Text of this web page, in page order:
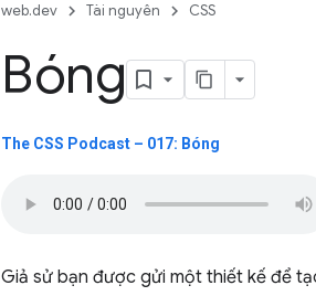
web.dev Tài nguyên CSS
Bóng
The CSS Podcast – 017: Bóng
Giả sử bạn được gửi một thiết kế để